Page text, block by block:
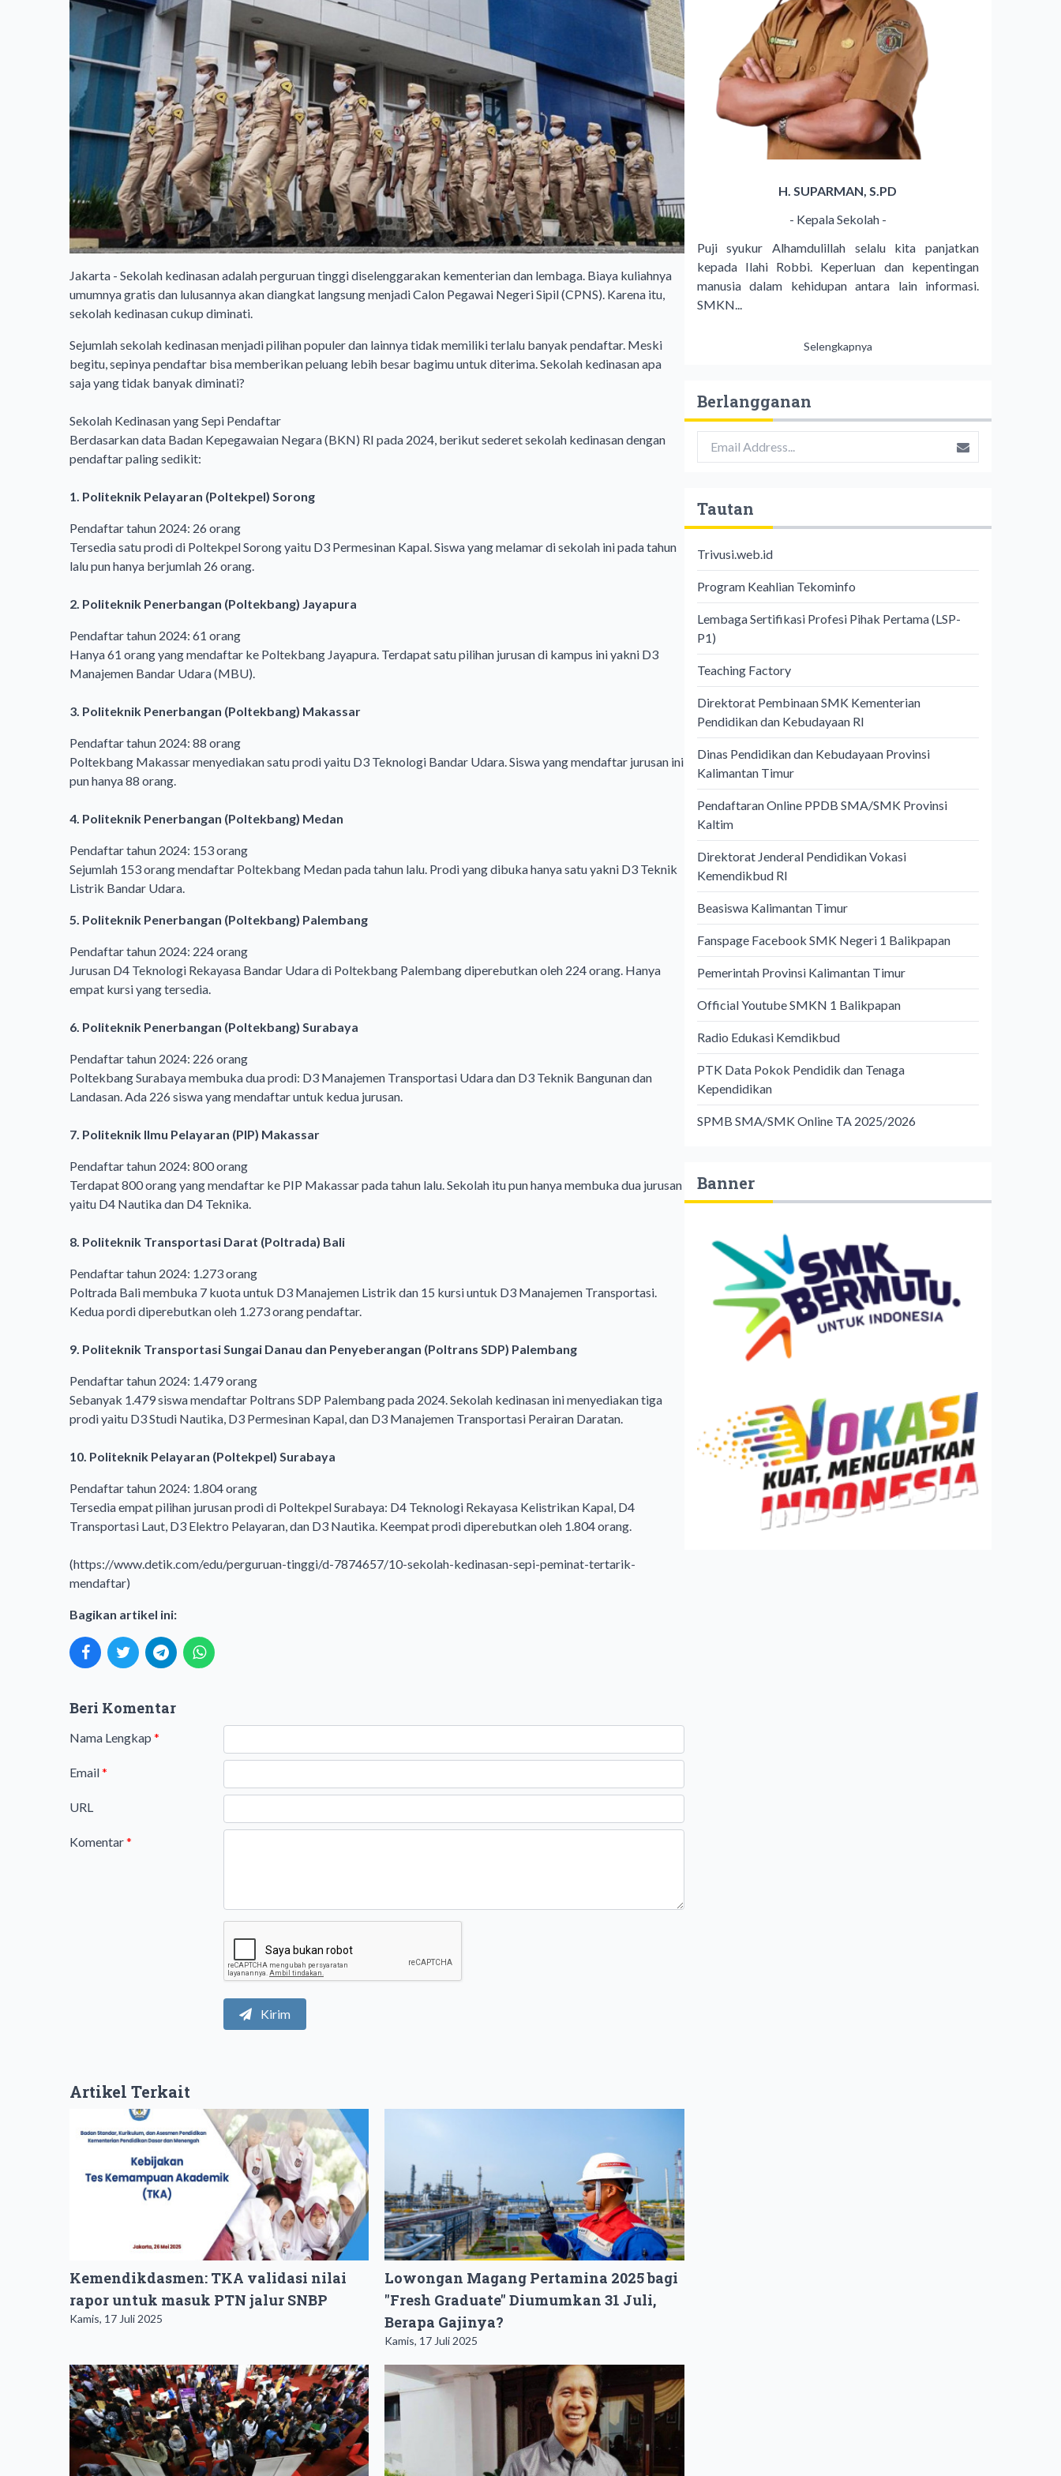
Jakarta - Sekolah kedinasan adalah perguruan tinggi diselenggarakan kementerian dan lembaga. Biaya kuliahnya
umumnya gratis dan lulusannya akan diangkat langsung menjadi Calon Pegawai Negeri Sipil (CPNS). Karena itu,
sekolah kedinasan cukup diminati.
Sejumlah sekolah kedinasan menjadi pilihan populer dan lainnya tidak memiliki terlalu banyak pendaftar. Meski
begitu, sepinya pendaftar bisa memberikan peluang lebih besar bagimu untuk diterima. Sekolah kedinasan apa
saja yang tidak banyak diminati?
Sekolah Kedinasan yang Sepi Pendaftar
Berdasarkan data Badan Kepegawaian Negara (BKN) RI pada 2024, berikut sederet sekolah kedinasan dengan
pendaftar paling sedikit:
1. Politeknik Pelayaran (Poltekpel) Sorong
Pendaftar tahun 2024: 26 orang
Tersedia satu prodi di Poltekpel Sorong yaitu D3 Permesinan Kapal. Siswa yang melamar di sekolah ini pada tahun
lalu pun hanya berjumlah 26 orang.
2. Politeknik Penerbangan (Poltekbang) Jayapura
Pendaftar tahun 2024: 61 orang
Hanya 61 orang yang mendaftar ke Poltekbang Jayapura. Terdapat satu pilihan jurusan di kampus ini yakni D3
Manajemen Bandar Udara (MBU).
3. Politeknik Penerbangan (Poltekbang) Makassar
Pendaftar tahun 2024: 88 orang
Poltekbang Makassar menyediakan satu prodi yaitu D3 Teknologi Bandar Udara. Siswa yang mendaftar jurusan ini
pun hanya 88 orang.
4. Politeknik Penerbangan (Poltekbang) Medan
Pendaftar tahun 2024: 153 orang
Sejumlah 153 orang mendaftar Poltekbang Medan pada tahun lalu. Prodi yang dibuka hanya satu yakni D3 Teknik
Listrik Bandar Udara.
5. Politeknik Penerbangan (Poltekbang) Palembang
Pendaftar tahun 2024: 224 orang
Jurusan D4 Teknologi Rekayasa Bandar Udara di Poltekbang Palembang diperebutkan oleh 224 orang. Hanya
empat kursi yang tersedia.
6. Politeknik Penerbangan (Poltekbang) Surabaya
Pendaftar tahun 2024: 226 orang
Poltekbang Surabaya membuka dua prodi: D3 Manajemen Transportasi Udara dan D3 Teknik Bangunan dan
Landasan. Ada 226 siswa yang mendaftar untuk kedua jurusan.
7. Politeknik Ilmu Pelayaran (PIP) Makassar
Pendaftar tahun 2024: 800 orang
Terdapat 800 orang yang mendaftar ke PIP Makassar pada tahun lalu. Sekolah itu pun hanya membuka dua jurusan
yaitu D4 Nautika dan D4 Teknika.
8. Politeknik Transportasi Darat (Poltrada) Bali
Pendaftar tahun 2024: 1.273 orang
Poltrada Bali membuka 7 kuota untuk D3 Manajemen Listrik dan 15 kursi untuk D3 Manajemen Transportasi.
Kedua pordi diperebutkan oleh 1.273 orang pendaftar.
9. Politeknik Transportasi Sungai Danau dan Penyeberangan (Poltrans SDP) Palembang
Pendaftar tahun 2024: 1.479 orang
Sebanyak 1.479 siswa mendaftar Poltrans SDP Palembang pada 2024. Sekolah kedinasan ini menyediakan tiga
prodi yaitu D3 Studi Nautika, D3 Permesinan Kapal, dan D3 Manajemen Transportasi Perairan Daratan.
10. Politeknik Pelayaran (Poltekpel) Surabaya
Pendaftar tahun 2024: 1.804 orang
Tersedia empat pilihan jurusan prodi di Poltekpel Surabaya: D4 Teknologi Rekayasa Kelistrikan Kapal, D4
Transportasi Laut, D3 Elektro Pelayaran, dan D3 Nautika. Keempat prodi diperebutkan oleh 1.804 orang.
(https://www.detik.com/edu/perguruan-tinggi/d-7874657/10-sekolah-kedinasan-sepi-peminat-tertarik-
mendaftar)
Bagikan artikel ini:
Beri Komentar
Nama Lengkap *
Email*
URL
Komentar*
Kirim
Artikel Terkait
Kemendikdasmen: TKA validasi nilai
rapor untuk masuk PTN jalur SNBP
Kamis, 17 Juli 2025
Lowongan Magang Pertamina 2025 bagi
"Fresh Graduate" Diumumkan 31 Juli,
Berapa Gajinya?
Kamis, 17 Juli 2025
H. SUPARMAN, S.PD
- Kepala Sekolah -
Puji syukur Alhamdulillah selalu kita panjatkan
kepada Ilahi Robbi. Keperluan dan kepentingan
manusia dalam kehidupan antara lain informasi.
SMKN...
Selengkapnya
Berlangganan
Tautan
Trivusi.web.id
Program Keahlian Tekominfo
Lembaga Sertifikasi Profesi Pihak Pertama (LSP-
P1)
Teaching Factory
Direktorat Pembinaan SMK Kementerian
Pendidikan dan Kebudayaan RI
Dinas Pendidikan dan Kebudayaan Provinsi
Kalimantan Timur
Pendaftaran Online PPDB SMA/SMK Provinsi
Kaltim
Direktorat Jenderal Pendidikan Vokasi
Kemendikbud RI
Beasiswa Kalimantan Timur
Fanspage Facebook SMK Negeri 1 Balikpapan
Pemerintah Provinsi Kalimantan Timur
Official Youtube SMKN 1 Balikpapan
Radio Edukasi Kemdikbud
PTK Data Pokok Pendidik dan Tenaga
Kependidikan
SPMB SMA/SMK Online TA 2025/2026
Banner